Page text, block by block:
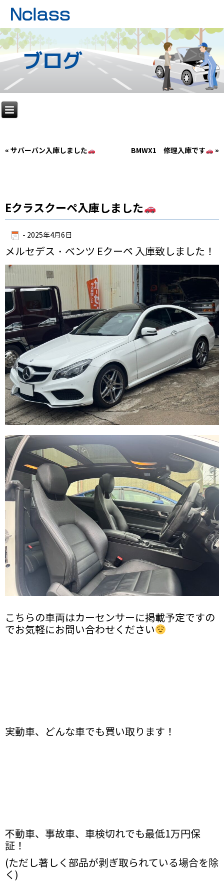
ブログ
« サバーバン入庫しました BMWX1 修理入庫です »
Eクラスクーペ入庫しました
- 2025年4月6日
メルセデス・ベンツ Eクーペ 入庫致しました！
こちらの車両はカーセンサーに掲載予定ですの
でお気軽にお問い合わせください
実動車、どんな車でも買い取ります！
不動車、事故車、車検切れでも最低1万円保
証！
(ただし著しく部品が剥ぎ取られている場合を除
く)